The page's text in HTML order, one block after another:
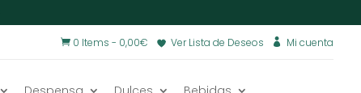
 Mi cuenta
Ver Lista de Deseos
 0 Items - 0,00€